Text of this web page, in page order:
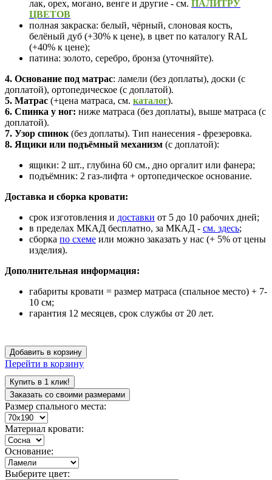
лак, орех, могано, венге и другие - см. ПАЛИТРУ
ЦВЕТОВ
полная закраска: белый, чёрный, слоновая кость,
белёный дуб (+30% к цене), в цвет по каталогу RAL
(+40% к цене);
патина: золото, серебро, бронза (уточняйте).
4. Основание под матрас: ламели (без доплаты), доски (с
доплатой), ортопедическое (с доплатой).
5. Матрас (+цена матраса, см. каталог).
6. Спинка у ног: ниже матраса (без доплаты), выше матраса (с
доплатой).
7. Узор спинок (без доплаты). Тип нанесения - фрезеровка.
8. Ящики или подъёмный механизм (с доплатой):
ящики: 2 шт., глубина 60 см., дно оргалит или фанера;
подъёмник: 2 газ-лифта + ортопедическое основание.
Доставка и сборка кровати:
срок изготовления и доставки от 5 до 10 рабочих дней;
в пределах МКАД бесплатно, за МКАД - см. здесь;
сборка по схеме или можно заказать у нас (+ 5% от цены
изделия).
Дополнительная информация:
габариты кровати = размер матраса (спальное место) + 7-
10 см;
гарантия 12 месяцев, срок службы от 20 лет.
Добавить в корзину
Перейти в корзину
Купить в 1 клик!
Заказать со своими размерами
Размер спального места:
Материал кровати:
Основание:
Выберите цвет: